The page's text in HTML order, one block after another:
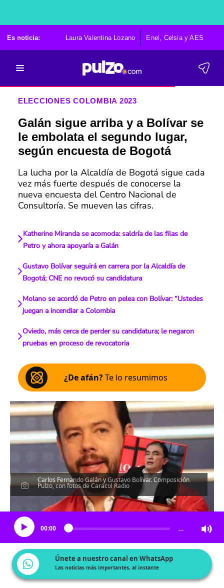
Es noticia: Laura Valentina Lozano Enel, Celsia y AES
ELECCIONES COLOMBIA 2023
Galán sigue arriba y a Bolívar se
le embolata el segundo lugar,
según encuesta de Bogotá
La lucha por la Alcaldía de Bogotá sigue cada
vez más fuerte después de conocerse la
nueva encuesta del Centro Nacional de
Consultoría. Se mueven las cifras.
Katherine Miranda se acomoda: saldría de las filas de
Petro y ahora apoyaría a Galán
Gustavo Bolívar seguirá en carrera por la Alcaldía de
Bogotá; CNE no revocó su candidatura
Molano se acordó de Petro en pelea con Bolívar: “Ustedes
juegan a incendiar a Colombia
Oviedo, más cerca de perder su candidatura; le negaron
pruebas en proceso de revocatoria
¿De afán?Te lo resumimos
Carlos Fernando Galán y Gustavo Bolívar. Composición
Pulzo, con fotos de Caracol Radio
Escucha el artículo
00:00 …
Únete a nuestro canal en WhatsApp
Las noticias más importantes, al instante